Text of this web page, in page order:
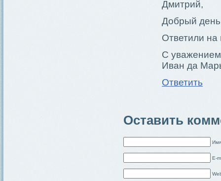
Дмитрий,
Добрый
Ответили на
С
Иван да
Ответить
Оставить
E-